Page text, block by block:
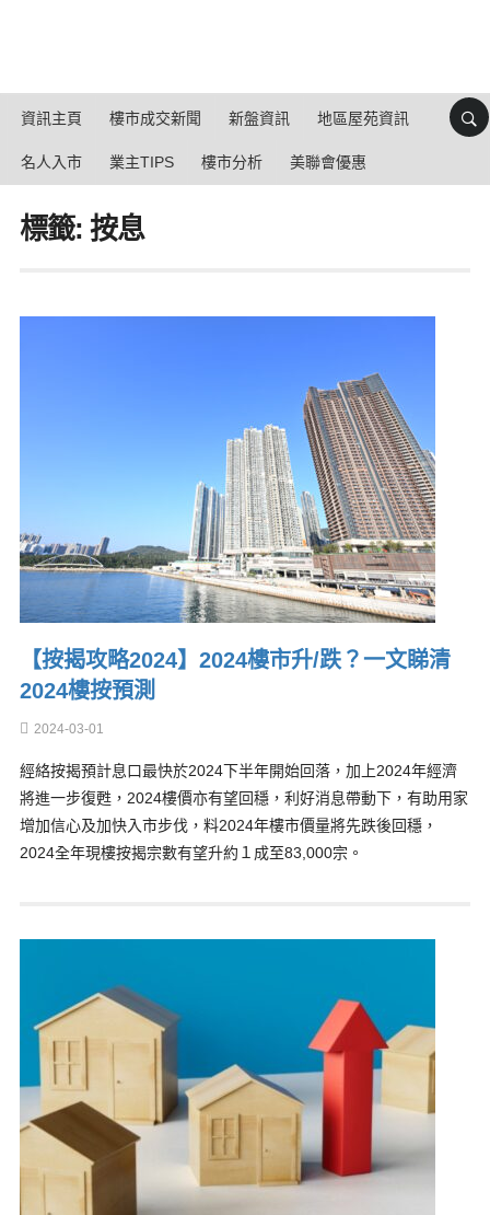
資訊主頁 樓市成交新聞 新盤資訊 地區屋苑資訊
名人入市 業主TIPS 樓市分析 美聯會優惠
標籤: 按息
【按揭攻略2024】2024樓市升/跌？一文睇清
2024樓按預測
2024-03-01
經絡按揭預計息口最快於2024下半年開始回落，加上2024年經濟
將進一步復甦，2024樓價亦有望回穩，利好消息帶動下，有助用家
增加信心及加快入市步伐，料2024年樓市價量將先跌後回穩，
2024全年現樓按揭宗數有望升約１成至83,000宗。